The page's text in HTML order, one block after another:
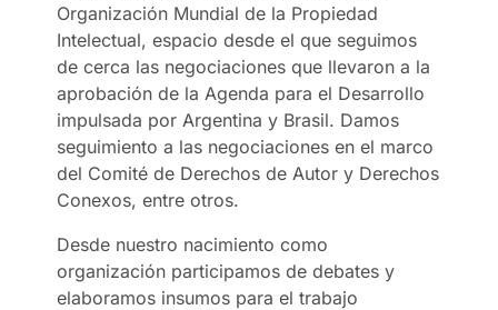
Organización Mundial de la Propiedad
Intelectual, espacio desde el que seguimos
de cerca las negociaciones que llevaron a la
aprobación de la Agenda para el Desarrollo
impulsada por Argentina y Brasil. Damos
seguimiento a las negociaciones en el marco
del Comité de Derechos de Autor y Derechos
Conexos, entre otros.
Desde nuestro nacimiento como
organización participamos de debates y
elaboramos insumos para el trabajo